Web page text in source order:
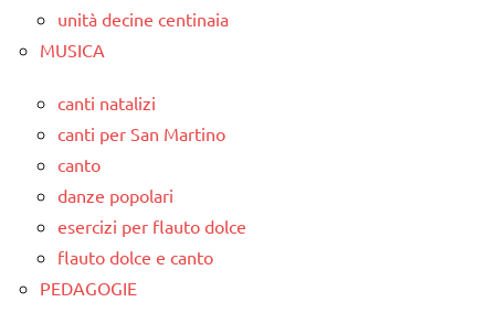
unità decine centinaia
MUSICA
canti natalizi
canti per San Martino
canto
danze popolari
esercizi per flauto dolce
flauto dolce e canto
PEDAGOGIE